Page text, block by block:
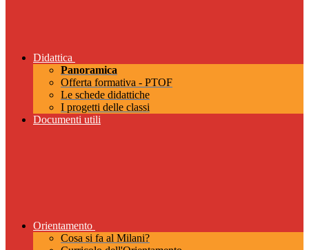
Didattica
Panoramica
Offerta formativa - PTOF
Le schede didattiche
I progetti delle classi
Documenti utili
Orientamento
Cosa si fa al Milani?